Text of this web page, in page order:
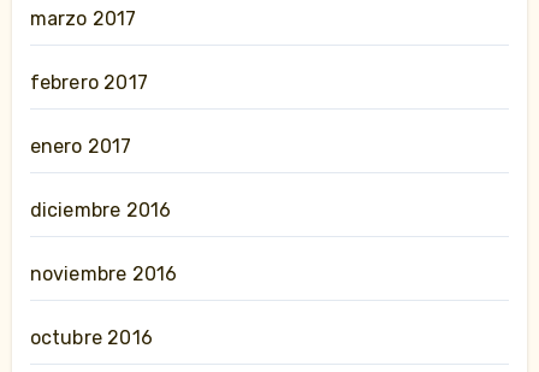
marzo 2017
febrero 2017
enero 2017
diciembre 2016
noviembre 2016
octubre 2016